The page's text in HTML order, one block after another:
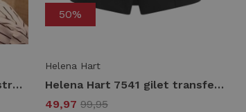
Helena Hart gilet gila lano streep 7770 Gilets choco
50%
Helena Hart
Helena Hart 7541 gilet transfer Gilets zwart
49,97 99,95